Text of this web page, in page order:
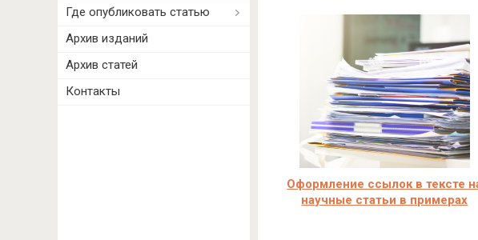
Оформление ссылок в тексте
научные статьи в примерах
Где опубликовать статью
Архив изданий
Архив статей
Контакты